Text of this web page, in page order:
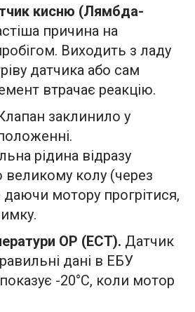
кисню (Лямбда-
причина на
Виходить з ладу
датчика або сам
втрачає реакцію.
заклинило у
рідина відразу
колу (через
даючи мотору прогрітися,
ОР (ECT). Датчик
дані в ЕБУ
-20°C, коли мотор